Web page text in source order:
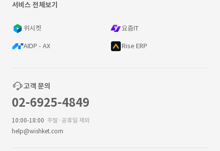
서비스 전체보기
위시켓 요즘IT
AIDP - AX Rise ERP
고객 문의
02-6925-4849
10:00-18:00 주말·공휴일 제외
help@wishket.com